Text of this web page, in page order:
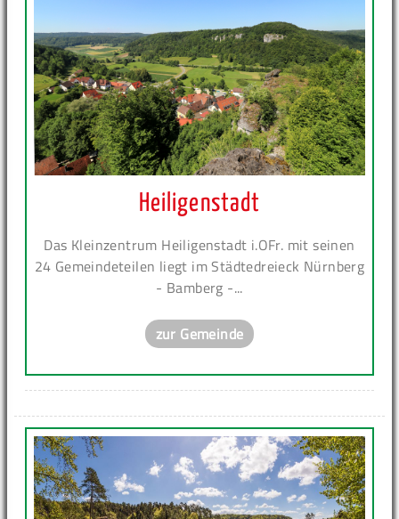
Heiligenstadt
Das Kleinzentrum Heiligenstadt i.OFr. mit seinen
24 Gemeindeteilen liegt im Städtedreieck Nürnberg
- Bamberg -...
zur Gemeinde